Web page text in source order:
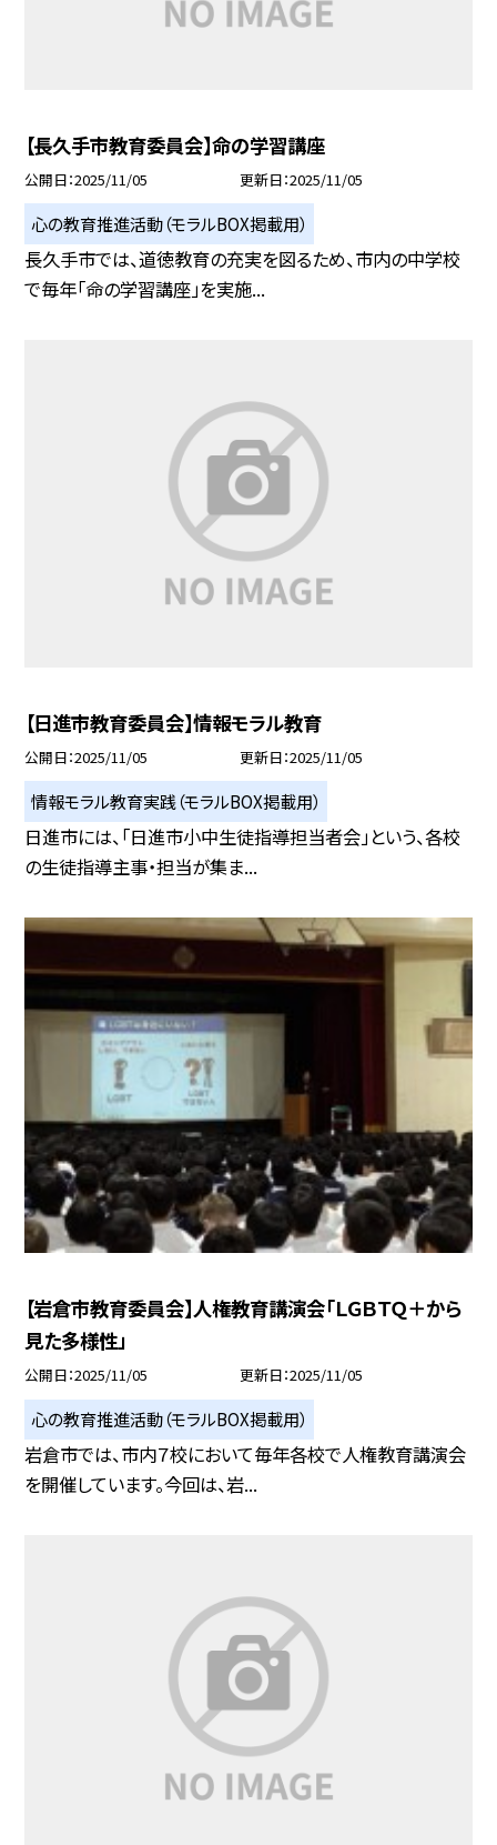
【長久手市教育委員会】命の学習講座
公開日 2025/11/05 更新日 2025/11/05
心の教育推進活動（モラルBOX掲載用）
長久手市では、道徳教育の充実を図るため、市内の中学校
で毎年「命の学習講座」を実施...
【日進市教育委員会】情報モラル教育
公開日 2025/11/05 更新日 2025/11/05
情報モラル教育実践（モラルBOX掲載用）
日進市には、「日進市小中生徒指導担当者会」という、各校
の生徒指導主事・担当が集ま...
【岩倉市教育委員会】人権教育講演会「ＬＧＢＴＱ＋から
見た多様性」
公開日 2025/11/05 更新日 2025/11/05
心の教育推進活動（モラルBOX掲載用）
岩倉市では、市内７校において毎年各校で人権教育講演会
を開催しています。今回は、岩...